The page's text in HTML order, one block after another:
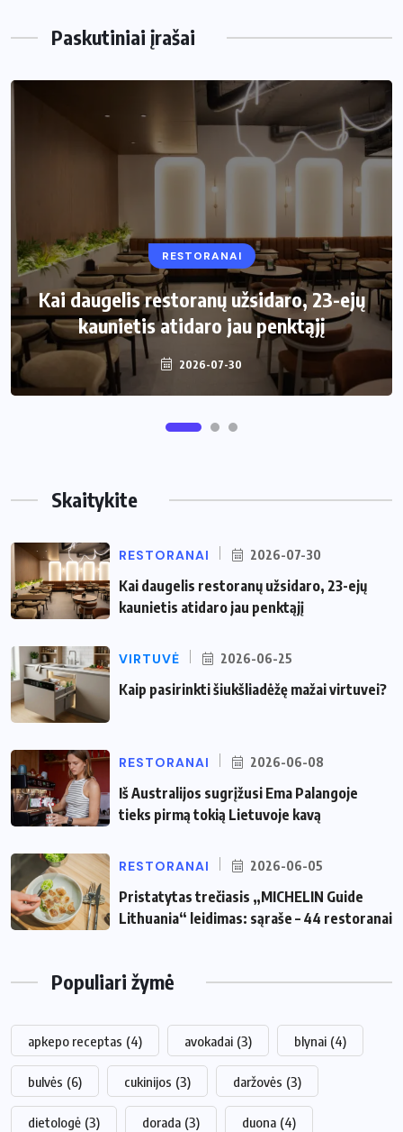
Paskutiniai įrašai
RESTORANAI
Kai daugelis restoranų užsidaro, 23-ejų
kaunietis atidaro jau penktąjį
2026-07-30
VIRTUVĖ
Kaip pasirinkti šiukšliadėžę mažai
virtuvei?
2026-06-25
Skaitykite
RESTORANAI 2026-07-30
Kai daugelis restoranų užsidaro, 23-ejų
kaunietis atidaro jau penktąjį
VIRTUVĖ 2026-06-25
Kaip pasirinkti šiukšliadėžę mažai virtuvei?
RESTORANAI 2026-06-08
Iš Australijos sugrįžusi Ema Palangoje
tieks pirmą tokią Lietuvoje kavą
RESTORANAI 2026-06-05
Pristatytas trečiasis „MICHELIN Guide
Lithuania“ leidimas: sąraše – 44 restoranai
Populiari žymė
apkepo receptas (4) avokadai (3) blynai (4)
bulvės (6) cukinijos (3) daržovės (3)
dietologė (3) dorada (3) duona (4)